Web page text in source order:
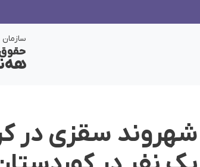
سازمان
شهروند سقزی در